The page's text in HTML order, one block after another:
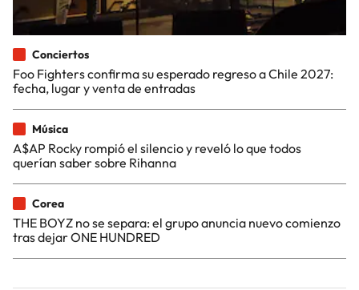
Conciertos
Foo Fighters confirma su esperado regreso a Chile 2027:
fecha, lugar y venta de entradas
Música
A$AP Rocky rompió el silencio y reveló lo que todos
querían saber sobre Rihanna
Corea
THE BOYZ no se separa: el grupo anuncia nuevo comienzo
tras dejar ONE HUNDRED